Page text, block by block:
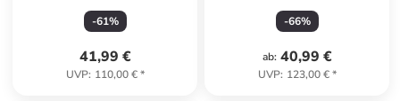
-61%
41,99 €
UVP: 110,00 €*
-66%
ab: 40,99 €
UVP: 123,00 €*